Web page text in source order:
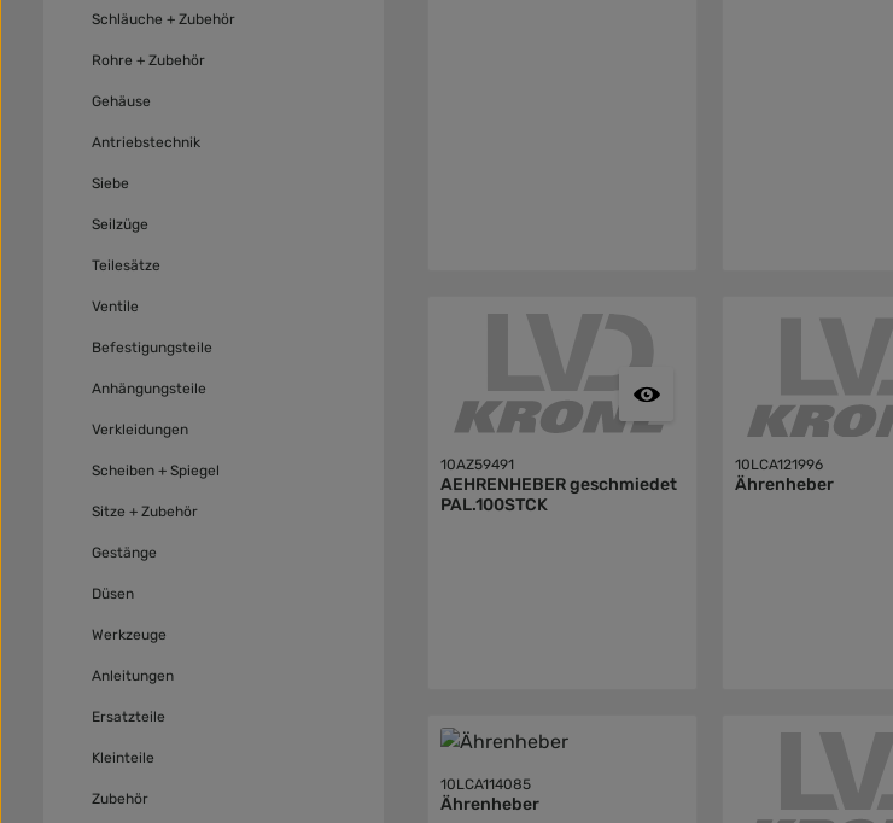
Schläuche + Zubehör
Rohre + Zubehör
Gehäuse
Antriebstechnik
Siebe
Seilzüge
Teilesätze
Ventile
Befestigungsteile
Anhängungsteile
Verkleidungen
Scheiben + Spiegel
Sitze + Zubehör
Gestänge
Düsen
Werkzeuge
Anleitungen
Ersatzteile
Kleinteile
Zubehör
10AZ59491
AEHRENHEBER geschmiedet
PAL.100STCK
10LCA121996
Ährenheber
10LCA114085
Ährenheber